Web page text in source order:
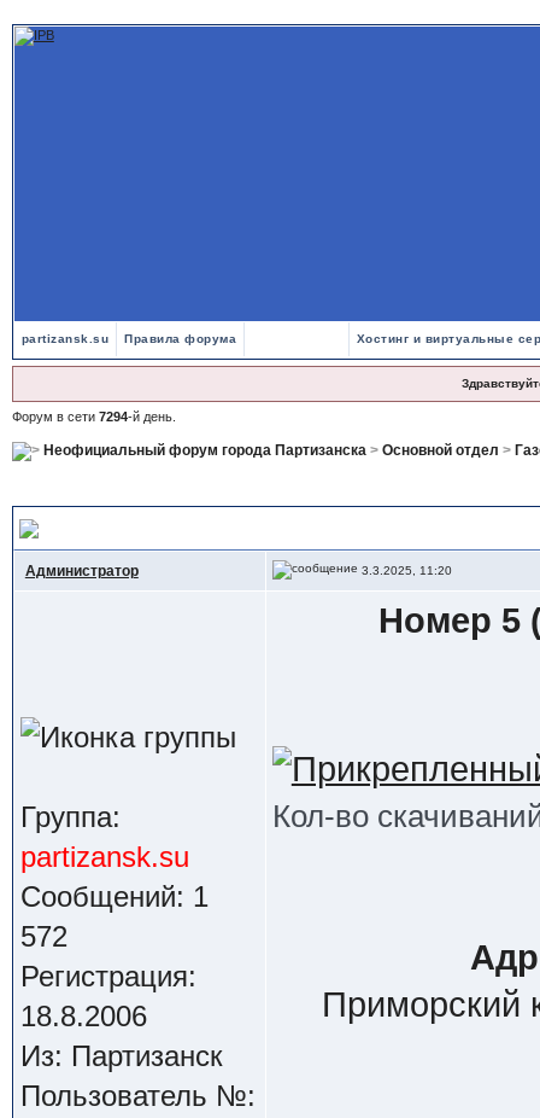
partizansk.su Правила форума Хостинг и виртуальные
Форум в сети 7294-й день.
Неофициальный форум города Партизанска> Основной отдел >
Администратор 3.3.2025, 11:20
Группа:
partizansk.su
Сообщений: 1
572
Регистрация:
18.8.2006
Из: Партизанск
Пользователь №:
Номер 5
Кол-во
Приморский